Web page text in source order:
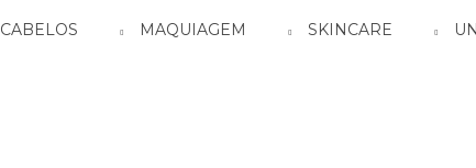
CABELOS MAQUIAGEM SKINCARE